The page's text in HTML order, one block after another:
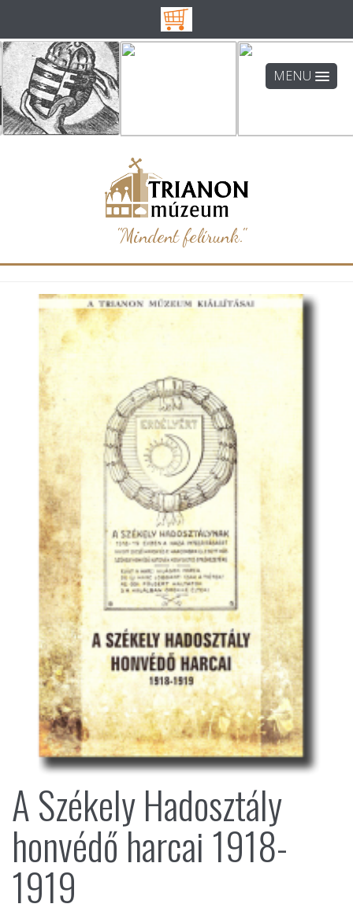
MENU
"Mindent felírunk."
A Székely Hadosztály
honvédő harcai 1918-
1919